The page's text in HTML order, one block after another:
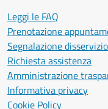
Leggi le FAQ
Prenotazione
Segnalazione disservizio
Richiesta assistenza
Amministrazione
Informativa privacy
Cookie Policy